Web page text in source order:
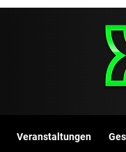
Veranstaltungen